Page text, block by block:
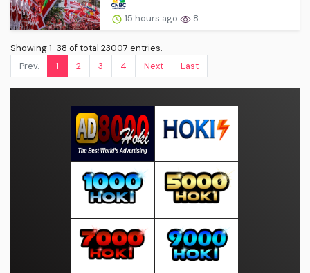
15 hours ago 8
Showing 1-38 of total 23007 entries.
Prev.
1 2 3 4 Next Last